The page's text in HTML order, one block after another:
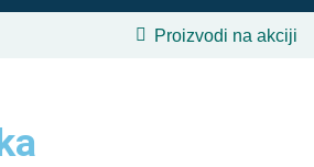
Proizvodi na akciji